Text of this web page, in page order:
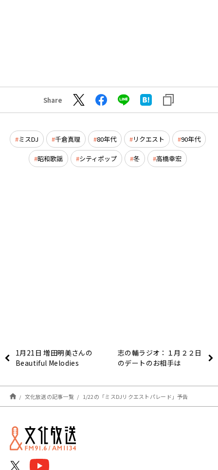
Share
ミスDJ 千倉真理 80年代 リクエスト 90年代
昭和歌謡 シティポップ 冬 高橋幸宏
1月21日 増田明美さんの
Beautiful Melodies
志の輔ラジオ：１月２２日
のデートのお相手は
文化放送の記事一覧 1/22の「ミスDJリクエストパレード」予告